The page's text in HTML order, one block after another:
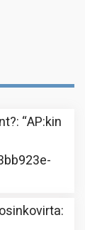
: “AP:kin
: